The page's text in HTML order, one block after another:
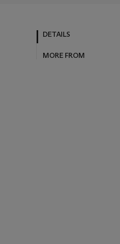
DETAILS
MORE FROM